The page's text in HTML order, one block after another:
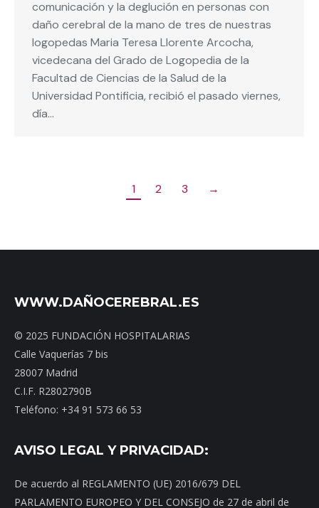
comunicación y la deglución en personas con
daño cerebral de la mano de tres de nuestras
logopedas Maria Teresa Llorente Arcocha,
vicedecana del Grado de Logopedia de la
Facultad de Ciencias de la Salud de la
Universidad Pontificia, recibió el pasado viernes,
día…
1 2 3 →
WWW.DAÑOCEREBRAL.ES
© 2025 FUNDACIÓN HOSPITALARIAS
Calle Vaquerías 7 bis
28007 Madrid
C.I.F. R2802790B
Teléfono: +34 91 573 66 53
AVISO LEGAL Y PRIVACIDAD:
De acuerdo al REGLAMENTO (UE) 2016/679 DEL
PARLAMENTO EUROPEO Y DEL CONSEJO de 27 de abril de